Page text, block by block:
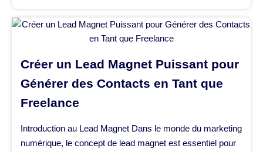
Créer un Lead Magnet Puissant pour
Générer des Contacts en Tant que
Freelance
Introduction au Lead Magnet Dans le monde du marketing
numérique, le concept de lead magnet est essentiel pour